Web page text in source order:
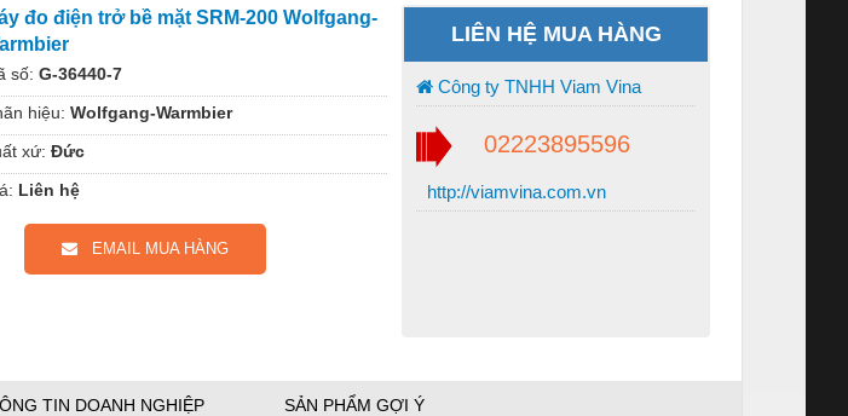
đo điện trở bề mặt SRM-200 Wolfgang-
số: G-36440-7
hiệu: Wolfgang-Warmbier
xứ: Đức
Liên hệ
EMAIL MUA HÀNG
LIÊN HỆ MUA HÀNG
Công ty TNHH Viam Vina
02223895596
http://viamvina.com.vn
TIN DOANH NGHIỆP SẢN PHẨM GỢI Ý